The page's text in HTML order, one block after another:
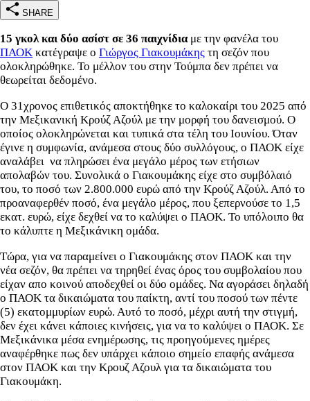
SHARE
15 γκολ και δύο ασίστ σε 36 παιχνίδιαμε την φανέλα του
ΠΑΟΚ κατέγραψε ο Γιώργος Γιακουμάκης τη σεζόν που
ολοκληρώθηκε. Το μέλλον του στην Τούμπα δεν πρέπει να
θεωρείται δεδομένο.
Ο 31χρονος επιθετικός αποκτήθηκε το καλοκαίρι του 2025 από
την Μεξικανική Κρούζ Αζούλ με την μορφή του δανεισμού. Ο
οποίος ολοκληρώνεται και τυπικά στα τέλη του Ιουνίου. Όταν
έγινε η συμφωνία, ανάμεσα στους δύο συλλόγους, ο ΠΑΟΚ είχε
αναλάβει να πληρώσει ένα μεγάλο μέρος των ετήσιων
απολαβών του. Συνολικά ο Γιακουμάκης είχε στο συμβόλαιό
του, το ποσό των 2.800.000 ευρώ από την Κρούζ Αζούλ. Από το
προαναφερθέν ποσό, ένα μεγάλο μέρος, που ξεπερνούσε το 1,5
εκατ. ευρώ, είχε δεχθεί να το καλύψει ο ΠΑΟΚ. Το υπόλοιπο θα
το κάλυπτε η Μεξικάνικη ομάδα.
Τώρα, για να παραμείνει ο Γιακουμάκης στον ΠΑΟΚ και την
νέα σεζόν, θα πρέπει να τηρηθεί ένας όρος του συμβολαίου που
είχαν απο κοινού αποδεχθεί οι δύο ομάδες. Να αγοράσει δηλαδή
ο ΠΑΟΚ τα δικαιώματα του παίκτη, αντί του ποσού των πέντε
(5) εκατομμυρίων ευρώ. Αυτό το ποσό, μέχρι αυτή την στιγμή,
δεν έχει κάνει κάποιες κινήσεις, για να το καλύψει ο ΠΑΟΚ. Σε
Μεξικάνικα μέσα ενημέρωσης, τις προηγούμενες ημέρες
αναφέρθηκε πως δεν υπάρχει κάποιο σημείο επαφής ανάμεσα
στον ΠΑΟΚ και την Κρουζ Αζουλ για τα δικαιώματα του
Γιακουμάκη.